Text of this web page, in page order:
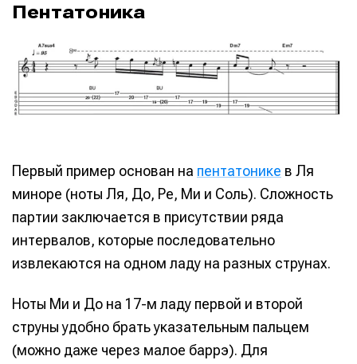
Пентатоника
Первый пример основан на пентатонике в Ля
миноре (ноты Ля, До, Ре, Ми и Соль). Сложность
партии заключается в присутствии ряда
интервалов, которые последовательно
извлекаются на одном ладу на разных струнах.
Ноты Ми и До на 17-м ладу первой и второй
струны удобно брать указательным пальцем
(можно даже через малое баррэ). Для